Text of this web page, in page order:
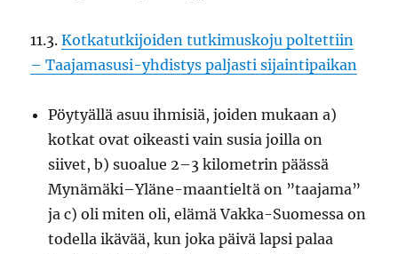
11.3.Kotkatutkijoiden tutkimuskoju poltettiin
– Taajamasusi-yhdistys paljasti sijaintipaikan
Pöytyällä asuu ihmisiä, joiden mukaan a)
kotkat ovat oikeasti vain susia joilla on
siivet, b) suoalue 2–3 kilometrin päässä
Mynämäki–Yläne-maantieltä on ”taajama”
ja c) oli miten oli, elämä Vakka-Suomessa on
todella ikävää, kun joka päivä lapsi palaa